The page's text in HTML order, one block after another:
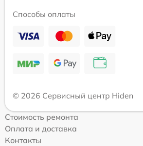
Способы оплаты
© 2026 Сервисный центр Hiden
Стоимость ремонта
Оплата и доставка
Контакты